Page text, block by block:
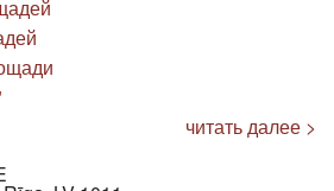
читать далее >